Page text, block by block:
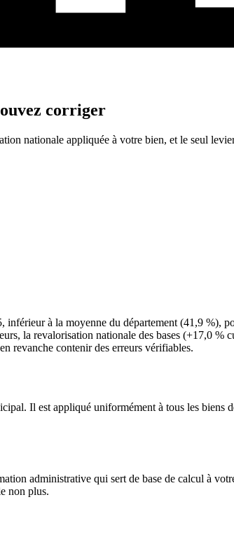
corriger
nationale appliquée à votre bien, et le seul
à la moyenne du département (41,9 %),
la revalorisation nationale des bases (+17,0 %
revanche contenir des erreurs vérifiables.
Il est appliqué uniformément à tous les biens
administrative qui sert de base de calcul à
non plus.